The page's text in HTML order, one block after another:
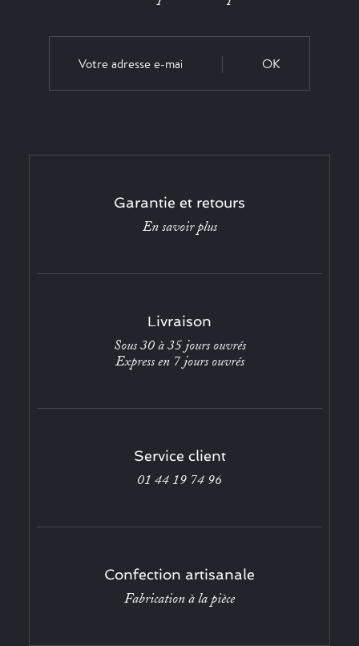
OK
Garantie et retours
En savoir plus
Livraison
Sous 30 à 35 jours ouvrés
Express en 7 jours ouvrés
Service client
01 44 19 74 96
Confection artisanale
Fabrication à la pièce